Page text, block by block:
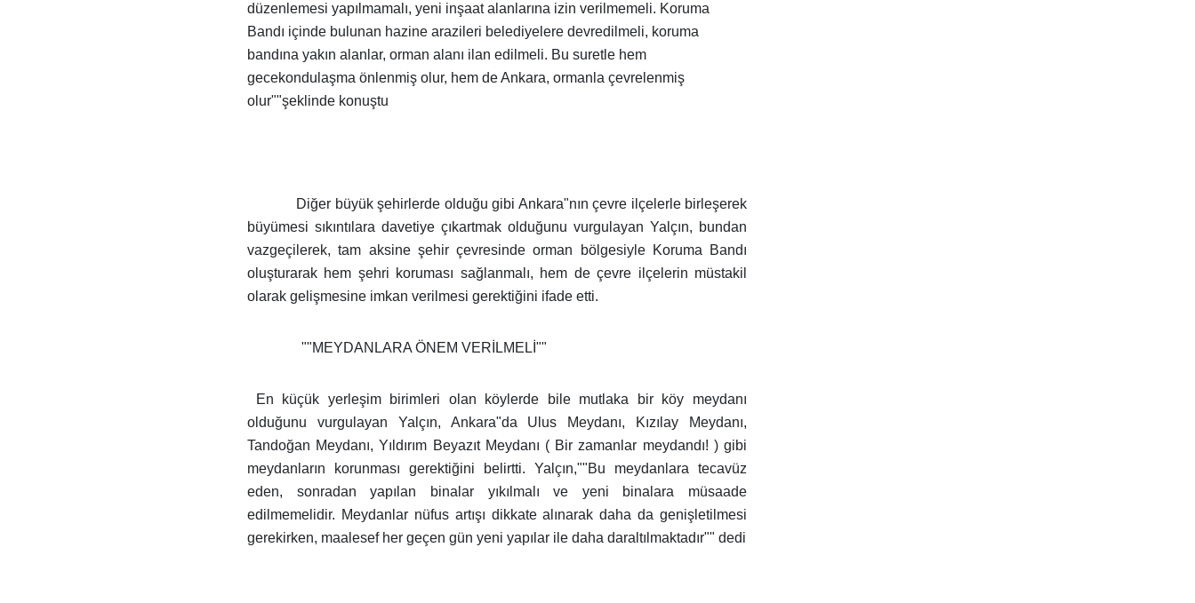
düzenlemesi yapılmamalı, yeni inşaat alanlarına izin verilmemeli. Koruma
Bandı içinde bulunan hazine arazileri belediyelere devredilmeli, koruma
bandına yakın alanlar, orman alanı ilan edilmeli. Bu suretle hem
gecekondulaşma önlenmiş olur, hem de Ankara, ormanla çevrelenmiş
olur""şeklinde konuştu
Diğer büyük şehirlerde olduğu gibi Ankara"nın çevre ilçelerle birleşerek
büyümesi sıkıntılara davetiye çıkartmak olduğunu vurgulayan Yalçın, bundan
vazgeçilerek, tam aksine şehir çevresinde orman bölgesiyle Koruma Bandı
oluşturarak hem şehri koruması sağlanmalı, hem de çevre ilçelerin müstakil
olarak gelişmesine imkan verilmesi gerektiğini ifade etti.
""MEYDANLARA ÖNEM VERİLMELİ""
En küçük yerleşim birimleri olan köylerde bile mutlaka bir köy meydanı
olduğunu vurgulayan Yalçın, Ankara"da Ulus Meydanı, Kızılay Meydanı,
Tandoğan Meydanı, Yıldırım Beyazıt Meydanı ( Bir zamanlar meydandı! ) gibi
meydanların korunması gerektiğini belirtti. Yalçın,""Bu meydanlara tecavüz
eden, sonradan yapılan binalar yıkılmalı ve yeni binalara müsaade
edilmemelidir. Meydanlar nüfus artışı dikkate alınarak daha da genişletilmesi
gerekirken, maalesef her geçen gün yeni yapılar ile daha daraltılmaktadır"" dedi